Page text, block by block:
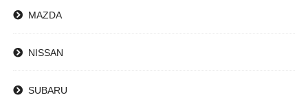
MAZDA
NISSAN
SUBARU